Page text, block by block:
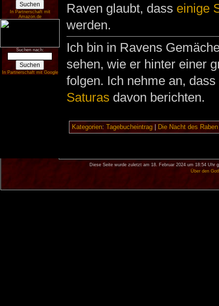
In Partnerschaft mit
Amazon.de
Suchen nach:
In Partnerschaft mit Google
Raven glaubt, dass einige
werden.
Ich bin in Ravens
sehen, wie er hinter einer
folgen. Ich nehme an,
Saturas davon berichten.
Kategorien: Tagebucheintrag| Die Nacht des Raben
Diese Seite wurde zuletzt am 18. Februar 2024 um 18:54 Uhr
Über den